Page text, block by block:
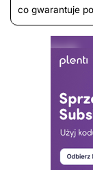
co gwarantuje